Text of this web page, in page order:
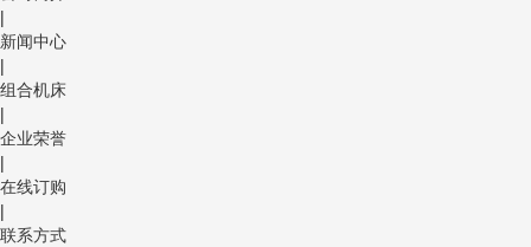
|
新闻中心
|
组合机床
|
企业荣誉
|
在线订购
|
联系方式